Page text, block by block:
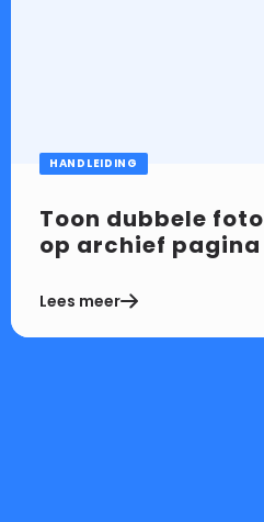
HANDLEIDING
Toon dubbele foto
op archief pagina
Lees meer